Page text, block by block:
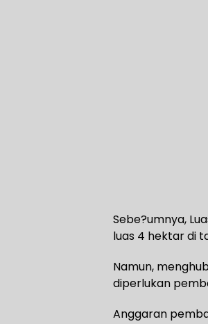
Sebe?umnya,
luas 4 hektar di
Namun,
diperlukan
Anggaran